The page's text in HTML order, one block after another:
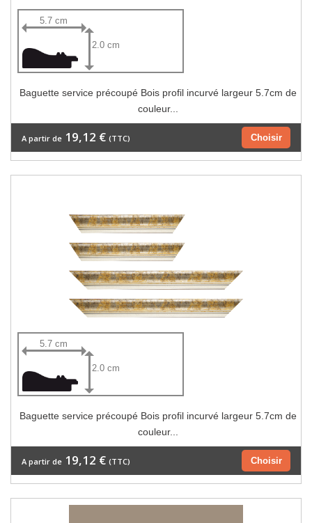
5.7 cm
2.0 cm
Baguette service précoupé Bois profil incurvé largeur 5.7cm de
couleur...
Choisir
A partir de 19,12 € (TTC)
5.7 cm
2.0 cm
Baguette service précoupé Bois profil incurvé largeur 5.7cm de
couleur...
Choisir
A partir de 19,12 € (TTC)